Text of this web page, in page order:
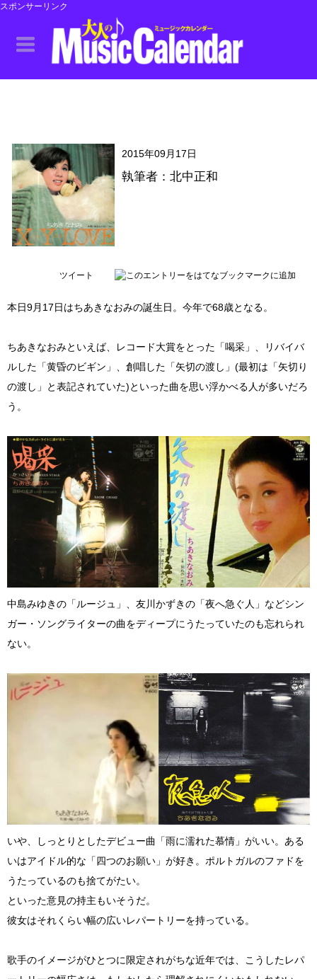
スポンサーリンク
2015年09月17日
執筆者：北中正和
ツイート
本日9月17日はちあきなおみの誕生日。今年で68歳となる。
ちあきなおみといえば、レコード大賞をとった「喝采」、リバイバ
ルした「黄昏のビギン」、創唱した「矢切の渡し」(最初は「矢切り
の渡し」と表記されていた)といった曲を思い浮かべる人が多いだろ
う。
中島みゆきの「ルージュ」、友川かずきの「夜へ急ぐ人」などシン
ガー・ソングライターの曲をディープにうたっていたのも忘れられ
ない。
いや、しっとりとしたデビュー曲「雨に濡れた慕情」がいい。ある
いはアイドル的な「四つのお願い」が好き。ポルトガルのファドを
うたっているのも捨てがたい。
といった意見の持主もいそうだ。
彼女はそれくらい幅の広いレパートリーを持っている。
歌手のイメージがひとつに限定されがちな近年では、こうしたレパ